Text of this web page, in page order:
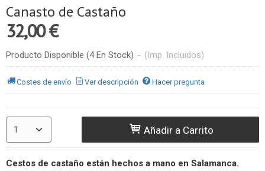
Canasto de Castaño
32,00 €
Producto Disponible (4 En Stock) - (Imp. Incluidos)
Costes de envío Ver descripción Hacer pregunta
Añadir a Carrito
Cestos de castaño están hechos a mano en Salamanca.